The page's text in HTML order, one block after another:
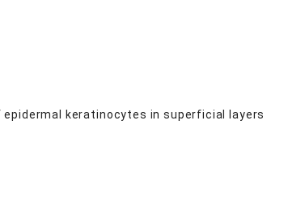
keratinocytes in superficial layers